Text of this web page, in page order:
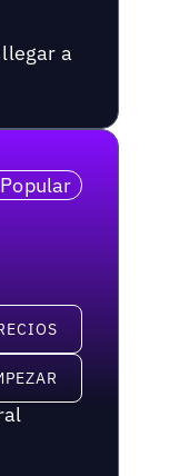
a
Popular